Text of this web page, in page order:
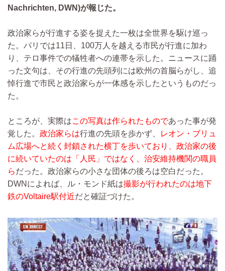
Nachrichten, DWN)が報じた。
政治家らが行進する姿を捉えた一枚は全世界を駆け巡っ
た。パリでは11日、100万人を越える市民が行進に加わ
り、テロ事件での犠牲者への連帯を示した。ニュースに踊
った文句は、その行進の先頭列には欧州の首脳らがし、追
悼行進で市民と政治家らが一体感を示したというものだっ
た。
ところが、実際はこの写真は作られたものであった事が発
覚した。 政治家らは行進の先頭を歩かず、
レオン・ブリュ
ム広場へと続く封鎖された横丁を歩いており、政治家の後
に続いていたのは「人民」ではなく、治安維持機関の職員
らだった。政治家らの小さな団体の後ろは空白だった。
DWNによれば、ル・モンド紙は撮影が行われたのは地下
鉄のVoltaire駅付近だと確証づけた。